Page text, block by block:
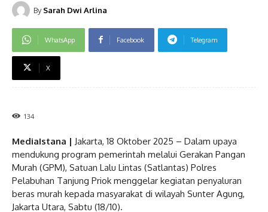
By Sarah Dwi Arlina
WhatsApp Facebook Telegram
X
134
MediaIstana | Jakarta, 18 Oktober 2025 – Dalam upaya
mendukung program pemerintah melalui Gerakan Pangan
Murah (GPM), Satuan Lalu Lintas (Satlantas) Polres
Pelabuhan Tanjung Priok menggelar kegiatan penyaluran
beras murah kepada masyarakat di wilayah Sunter Agung,
Jakarta Utara, Sabtu (18/10).